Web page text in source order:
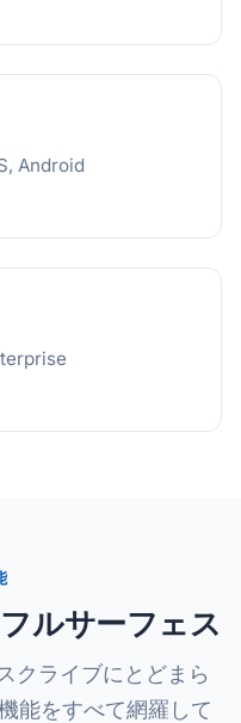
Android
ルサーフェス
クライブにとどまら
能をすべて網羅して